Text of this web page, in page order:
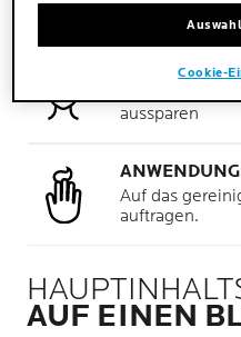
aussparen
Auf das
auftragen.
AUF EINEN
Cookie-